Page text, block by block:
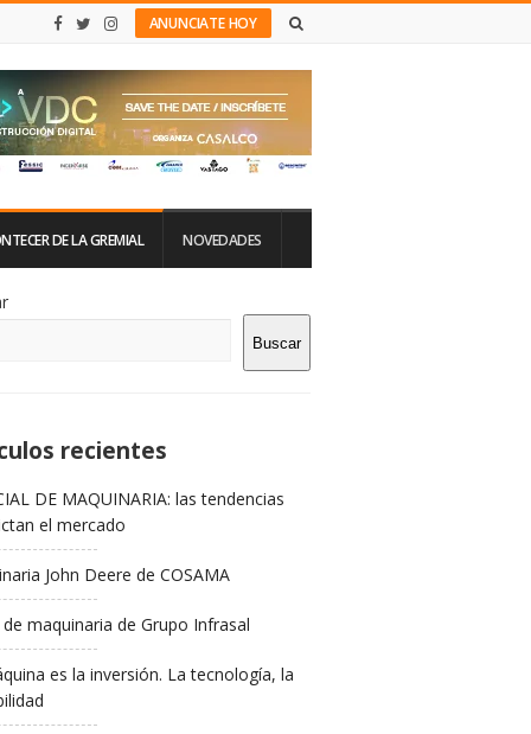
ANUNCIATE HOY
DE LA GREMIAL NOVEDADES
Buscar
recientes
DE MAQUINARIA: las tendencias
el mercado
John Deere de COSAMA
maquinaria de Grupo Infrasal
es la inversión. La tecnología, la